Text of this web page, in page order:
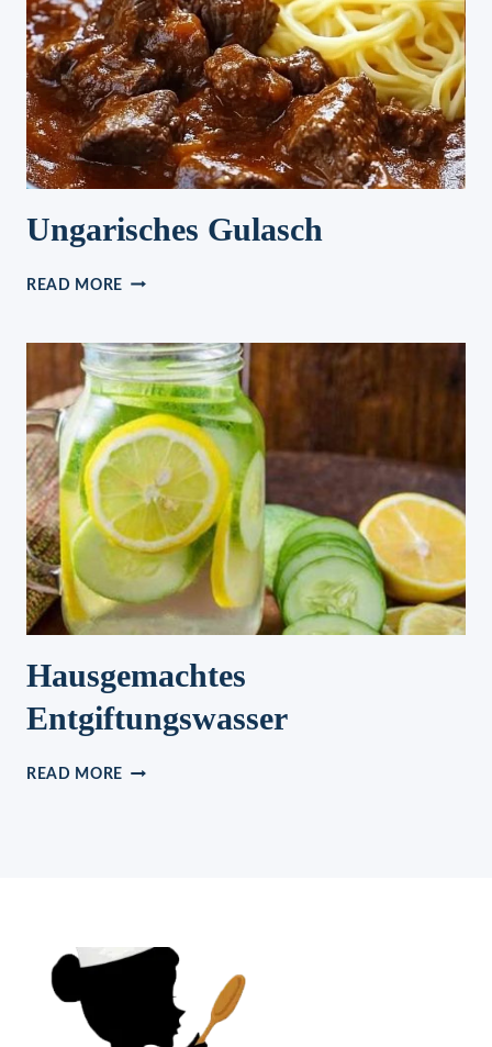
Ungarisches Gulasch
READ MORE UNGARISCHES
Hausgemachtes
Entgiftungswasser
READ MORE HAUSGEMACHTES